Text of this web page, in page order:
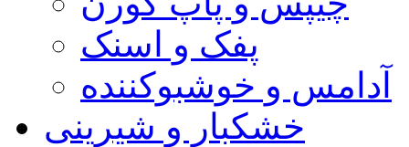
پفک و اسنک
آدامس و خوشبوکننده
خشکبار و شیرینی